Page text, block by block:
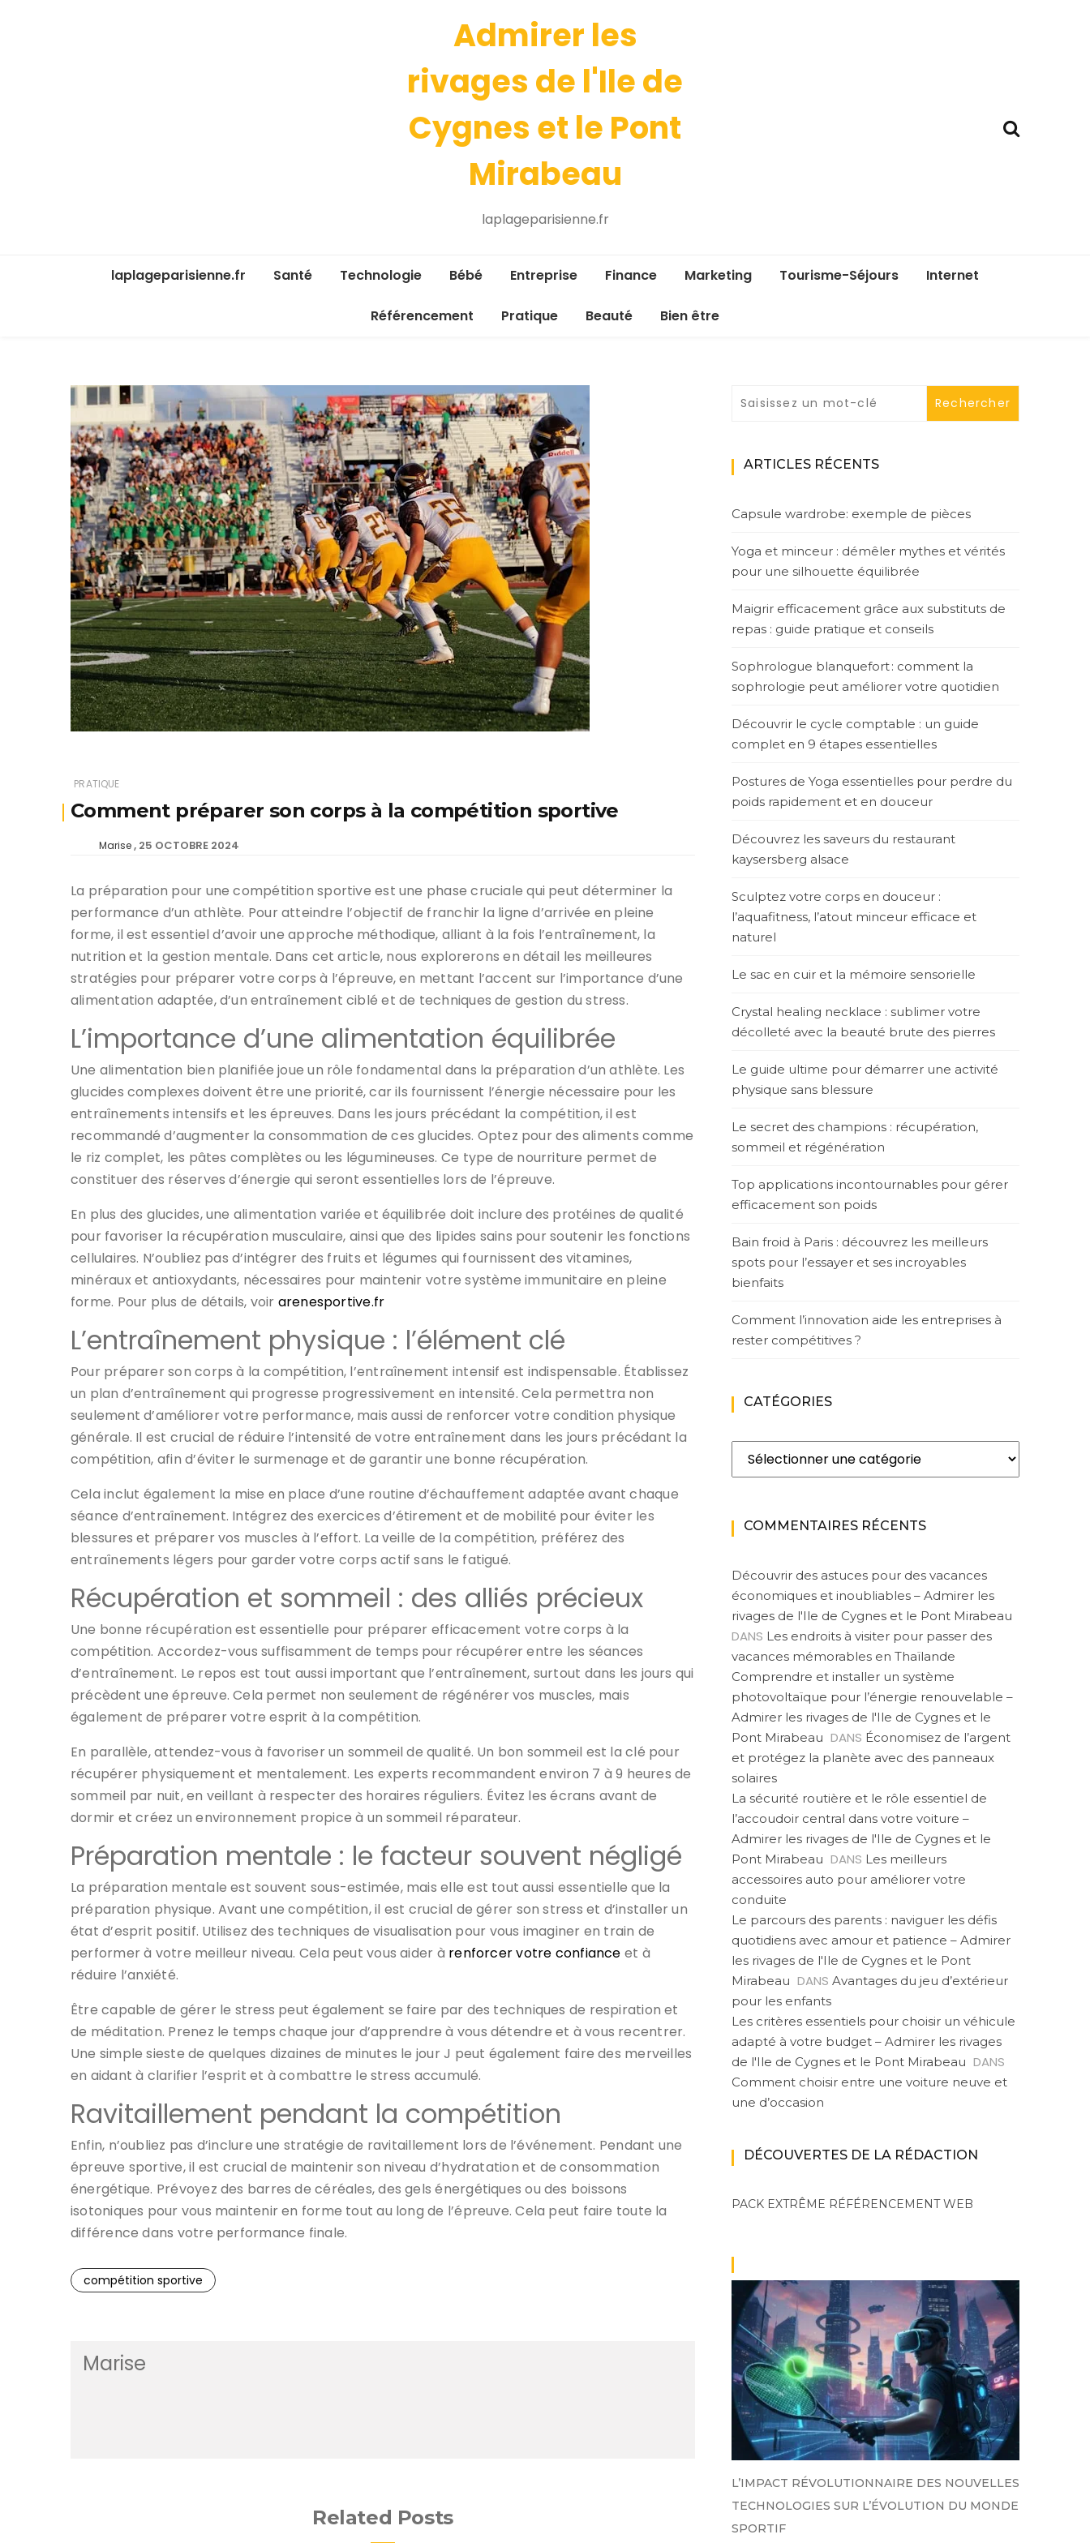
Admirer les
rivages de l'Ile de
Cygnes et le Pont
Mirabeau
laplageparisienne.fr
laplageparisienne.fr Santé Technologie Bébé Entreprise Finance Marketing Tourisme-Séjours Internet
Référencement Pratique Beauté Bien être
PRATIQUE
Comment préparer son corps à la compétition sportive
Marise 25 OCTOBRE 2024
La préparation pour une compétition sportive est une phase cruciale qui peut déterminer la
performance d’un athlète. Pour atteindre l’objectif de franchir la ligne d’arrivée en pleine
forme, il est essentiel d’avoir une approche méthodique, alliant à la fois l’entraînement, la
nutrition et la gestion mentale. Dans cet article, nous explorerons en détail les meilleures
stratégies pour préparer votre corps à l’épreuve, en mettant l’accent sur l’importance d’une
alimentation adaptée, d’un entraînement ciblé et de techniques de gestion du stress.
L’importance d’une alimentation équilibrée
Une alimentation bien planifiée joue un rôle fondamental dans la préparation d’un athlète. Les
glucides complexes doivent être une priorité, car ils fournissent l’énergie nécessaire pour les
entraînements intensifs et les épreuves. Dans les jours précédant la compétition, il est
recommandé d’augmenter la consommation de ces glucides. Optez pour des aliments comme
le riz complet, les pâtes complètes ou les légumineuses. Ce type de nourriture permet de
constituer des réserves d’énergie qui seront essentielles lors de l’épreuve.
En plus des glucides, une alimentation variée et équilibrée doit inclure des protéines de qualité
pour favoriser la récupération musculaire, ainsi que des lipides sains pour soutenir les fonctions
cellulaires. N’oubliez pas d’intégrer des fruits et légumes qui fournissent des vitamines,
minéraux et antioxydants, nécessaires pour maintenir votre système immunitaire en pleine
forme. Pour plus de détails, voir arenesportive.fr
L’entraînement physique : l’élément clé
Pour préparer son corps à la compétition, l’entraînement intensif est indispensable. Établissez
un plan d’entraînement qui progresse progressivement en intensité. Cela permettra non
seulement d’améliorer votre performance, mais aussi de renforcer votre condition physique
générale. Il est crucial de réduire l’intensité de votre entraînement dans les jours précédant la
compétition, afin d’éviter le surmenage et de garantir une bonne récupération.
Cela inclut également la mise en place d’une routine d’échauffement adaptée avant chaque
séance d’entraînement. Intégrez des exercices d’étirement et de mobilité pour éviter les
blessures et préparer vos muscles à l’effort. La veille de la compétition, préférez des
entraînements légers pour garder votre corps actif sans le fatigué.
Récupération et sommeil : des alliés précieux
Une bonne récupération est essentielle pour préparer efficacement votre corps à la
compétition. Accordez-vous suffisamment de temps pour récupérer entre les séances
d’entraînement. Le repos est tout aussi important que l’entraînement, surtout dans les jours qui
précèdent une épreuve. Cela permet non seulement de régénérer vos muscles, mais
également de préparer votre esprit à la compétition.
En parallèle, attendez-vous à favoriser un sommeil de qualité. Un bon sommeil est la clé pour
récupérer physiquement et mentalement. Les experts recommandent environ 7 à 9 heures de
sommeil par nuit, en veillant à respecter des horaires réguliers. Évitez les écrans avant de
dormir et créez un environnement propice à un sommeil réparateur.
Préparation mentale : le facteur souvent négligé
La préparation mentale est souvent sous-estimée, mais elle est tout aussi essentielle que la
préparation physique. Avant une compétition, il est crucial de gérer son stress et d’installer un
état d’esprit positif. Utilisez des techniques de visualisation pour vous imaginer en train de
performer à votre meilleur niveau. Cela peut vous aider à renforcer votre confiance et à
réduire l’anxiété.
Être capable de gérer le stress peut également se faire par des techniques de respiration et
de méditation. Prenez le temps chaque jour d’apprendre à vous détendre et à vous recentrer.
Une simple sieste de quelques dizaines de minutes le jour J peut également faire des merveilles
en aidant à clarifier l’esprit et à combattre le stress accumulé.
Ravitaillement pendant la compétition
Enfin, n’oubliez pas d’inclure une stratégie de ravitaillement lors de l’événement. Pendant une
épreuve sportive, il est crucial de maintenir son niveau d’hydratation et de consommation
énergétique. Prévoyez des barres de céréales, des gels énergétiques ou des boissons
isotoniques pour vous maintenir en forme tout au long de l’épreuve. Cela peut faire toute la
différence dans votre performance finale.
compétition sportive
Marise
Related Posts
ARTICLES RÉCENTS
Capsule wardrobe: exemple de pièces
Yoga et minceur : démêler mythes et vérités
pour une silhouette équilibrée
Maigrir efficacement grâce aux substituts de
repas : guide pratique et conseils
Sophrologue blanquefort : comment la
sophrologie peut améliorer votre quotidien
Découvrir le cycle comptable : un guide
complet en 9 étapes essentielles
Postures de Yoga essentielles pour perdre du
poids rapidement et en douceur
Découvrez les saveurs du restaurant
kaysersberg alsace
Sculptez votre corps en douceur :
l’aquafitness, l’atout minceur efficace et
naturel
Le sac en cuir et la mémoire sensorielle
Crystal healing necklace : sublimer votre
décolleté avec la beauté brute des pierres
Le guide ultime pour démarrer une activité
physique sans blessure
Le secret des champions : récupération,
sommeil et régénération
Top applications incontournables pour gérer
efficacement son poids
Bain froid à Paris : découvrez les meilleurs
spots pour l’essayer et ses incroyables
bienfaits
Comment l’innovation aide les entreprises à
rester compétitives ?
CATÉGORIES
Catégories
COMMENTAIRES RÉCENTS
Découvrir des astuces pour des vacances
économiques et inoubliables – Admirer les
rivages de l'Ile de Cygnes et le Pont Mirabeau
DANS Les endroits à visiter pour passer des
vacances mémorables en Thaïlande
Comprendre et installer un système
photovoltaïque pour l’énergie renouvelable –
Admirer les rivages de l'Ile de Cygnes et le
Pont Mirabeau DANS Économisez de l’argent
et protégez la planète avec des panneaux
solaires
La sécurité routière et le rôle essentiel de
l’accoudoir central dans votre voiture –
Admirer les rivages de l'Ile de Cygnes et le
Pont Mirabeau DANS Les meilleurs
accessoires auto pour améliorer votre
conduite
Le parcours des parents : naviguer les défis
quotidiens avec amour et patience – Admirer
les rivages de l'Ile de Cygnes et le Pont
Mirabeau DANS Avantages du jeu d’extérieur
pour les enfants
Les critères essentiels pour choisir un véhicule
adapté à votre budget – Admirer les rivages
de l'Ile de Cygnes et le Pont Mirabeau DANS
Comment choisir entre une voiture neuve et
une d’occasion
DÉCOUVERTES DE LA RÉDACTION
PACK EXTRÊME RÉFÉRENCEMENT WEB
L’IMPACT RÉVOLUTIONNAIRE DES NOUVELLES
TECHNOLOGIES SUR L’ÉVOLUTION DU MONDE
SPORTIF